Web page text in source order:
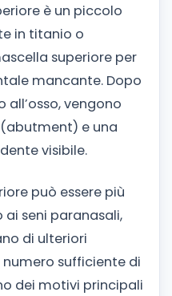
è un piccolo
in titanio o
superiore per
mancante. Dopo
all’osso, vengono
e una
visibile.
può essere più
seni paranasali,
di ulteriori
sufficiente di
dei motivi principali